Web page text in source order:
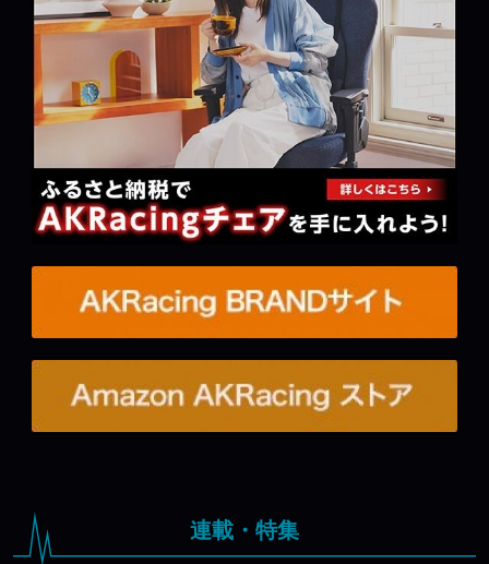
連載・特集